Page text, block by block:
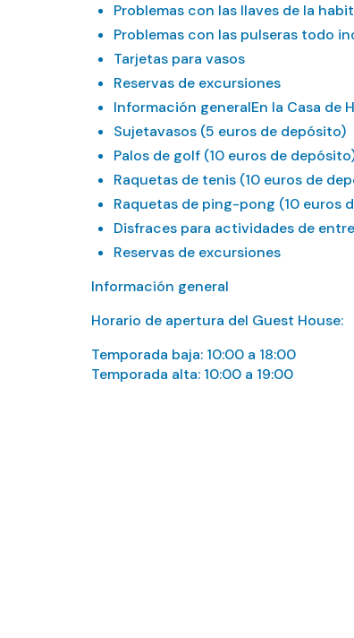
Problemas con las llaves de la
Problemas con las pulseras todo
Tarjetas para vasos
Reservas de excursiones
Información generalEn la Casa de
Sujetavasos (5 euros de depósito)
Palos de golf (10 euros de
Raquetas de tenis (10 euros de
Raquetas de ping-pong (10 euros
Disfraces para actividades de
Reservas de excursiones
Información general
Horario de apertura del Guest House:
Temporada baja: 10:00 a 18:00
Temporada alta: 10:00 a 19:00